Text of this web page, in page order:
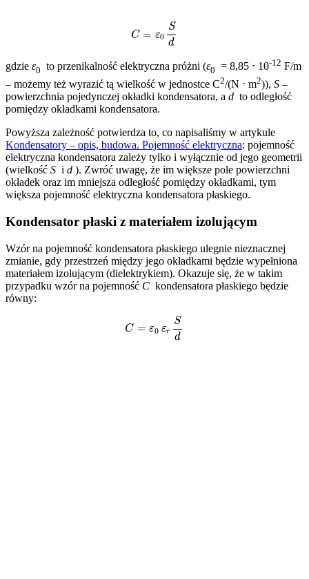
d
gdzie ε0 to przenikalność elektryczna próżni (ε0 = 8,85 ⋅ 10-12 F/m
– możemy też wyrazić tą wielkość w jednostce C2/(N ⋅ m2)), S –
powierzchnia pojedynczej okładki kondensatora, a d to odległość
pomiędzy okładkami kondensatora.
Powyższa zależność potwierdza to, co napisaliśmy w artykule
Kondensatory – opis, budowa. Pojemność elektryczna: pojemność
elektryczna kondensatora zależy tylko i wyłącznie od jego geometrii
(wielkość S i d ). Zwróć uwagę, że im większe pole powierzchni
okładek oraz im mniejsza odległość pomiędzy okładkami, tym
większa pojemność elektryczna kondensatora płaskiego.
Kondensator płaski z materiałem izolującym
Wzór na pojemność kondensatora płaskiego ulegnie nieznacznej
zmianie, gdy przestrzeń między jego okładkami będzie wypełniona
materiałem izolującym (dielektrykiem). Okazuje się, że w takim
przypadku wzór na pojemność C kondensatora płaskiego będzie
równy:
d